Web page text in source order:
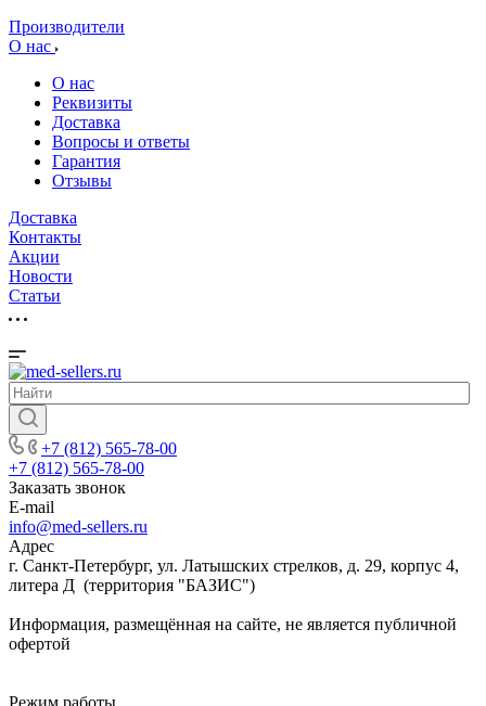
Производители
О нас
О нас
Реквизиты
Доставка
Вопросы и ответы
Гарантия
Отзывы
Доставка
Контакты
Акции
Новости
Cтатьи
+7 (812) 565-78-00
+7 (812) 565-78-00
Заказать звонок
E-mail
info@med-sellers.ru
Адрес
г. Санкт-Петербург, ул. Латышских стрелков, д. 29, корпус 4,
литера Д (территория "БАЗИС")
Информация, размещённая на сайте, не является публичной
офертой
Режим работы